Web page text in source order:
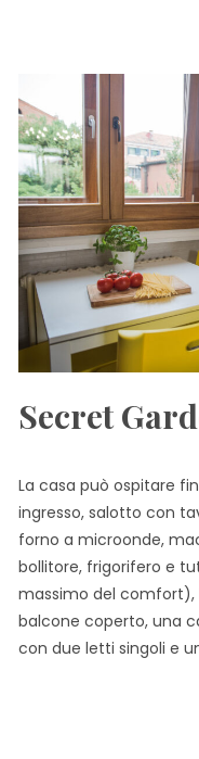
Secret
La casa può ospitare
ingresso, salotto con
forno a microonde,
bollitore, frigorifero e
massimo del
balcone coperto, una
con due letti singoli e